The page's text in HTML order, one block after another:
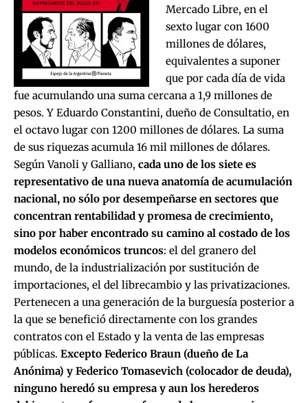
Mercado Libre, en el
sexto lugar con 1600
millones de dólares,
equivalentes a suponer
que por cada día de vida
fue acumulando una suma cercana a 1,9 millones de
pesos. Y Eduardo Constantini, dueño de Consultatio, en
el octavo lugar con 1200 millones de dólares. La suma
de sus riquezas acumula 16 mil millones de dólares.
Según Vanoli y Galliano, cada uno de los siete es
representativo de una nueva anatomía de acumulación
nacional, no sólo por desempeñarse en sectores que
concentran rentabilidad y promesa de crecimiento,
sino por haber encontrado su camino al costado de los
modelos económicos truncos: el del granero del
mundo, de la industrialización por sustitución de
importaciones, el del librecambio y las privatizaciones.
Pertenecen a una generación de la burguesía posterior a
la que se benefició directamente con los grandes
contratos con el Estado y la venta de las empresas
públicas. Excepto Federico Braun (dueño de La
Anónima) y Federico Tomasevich (colocador de deuda),
ninguno heredó su empresa y aun los herederos